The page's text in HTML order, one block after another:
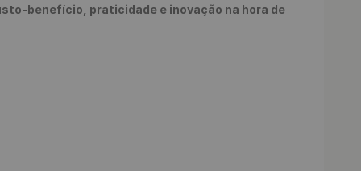
benefício, praticidade e inovação na hora de